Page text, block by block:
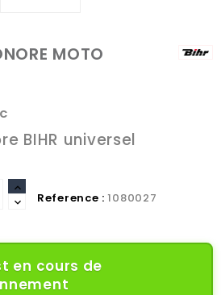
MOTO
BIHR universel
Reference : 1080027
en cours de